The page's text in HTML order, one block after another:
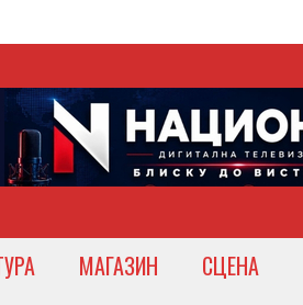
МАГАЗИН СЦЕНА